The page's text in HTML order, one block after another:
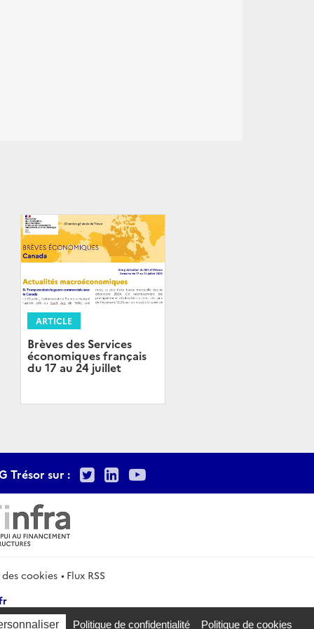
ARTICLE
Brèves des Services
économiques français
du 17 au 24 juillet
Trésor sur : TwitterLinkedIn
Youtube
cookies
Flux RSS
Politique de confidentialité Politique de cookies